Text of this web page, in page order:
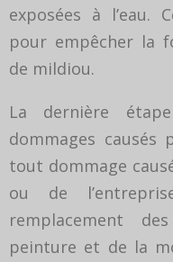
exposées à l’eau.
pour empêcher la
de mildiou.
La dernière
dommages causés
tout dommage
ou de
remplacement
peinture et de la